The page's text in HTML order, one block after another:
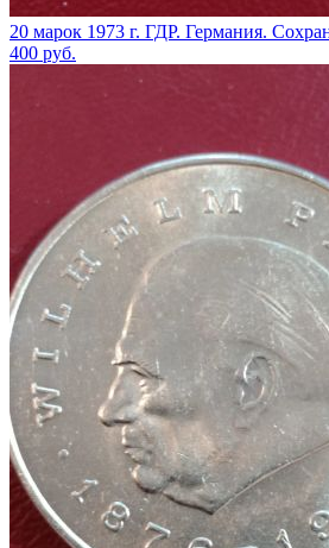
20 марок 1973 г. ГДР. Германия.
400 руб.